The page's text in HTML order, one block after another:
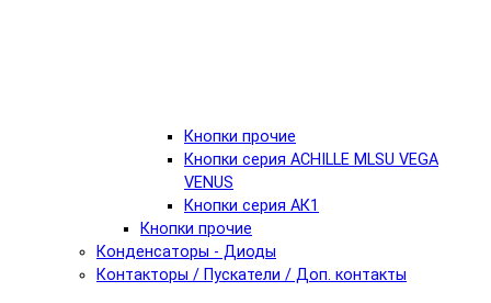
Кнопки прочие
Кнопки серия ACHILLE MLSU VEGA
VENUS
Кнопки серия АК1
Кнопки прочие
Конденсаторы - Диоды
Контакторы / Пускатели / Доп. контакты